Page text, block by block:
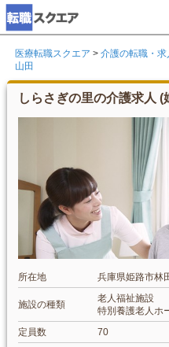
医療転職スクエア > 介護の転職・求
山田
しらさぎの里の介護求人 (
所在地 兵庫県姫路市林
施設の種類
老人福祉施設
特別養護老人ホ
定員数
70